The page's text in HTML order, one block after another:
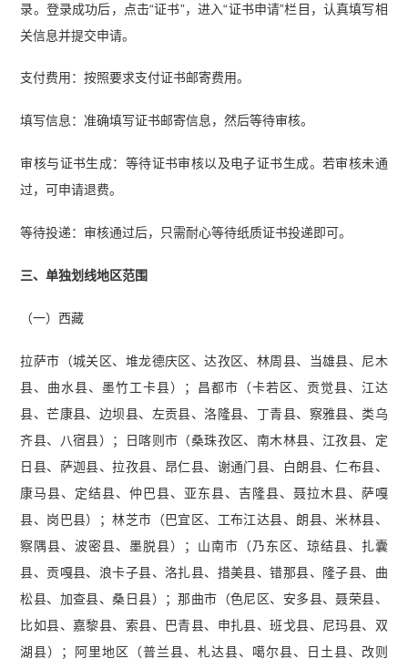
录。登录成功后，点击“证书”，进入“证书申请”栏目，认真填写相
关信息并提交申请。
支付费用：按照要求支付证书邮寄费用。
填写信息：准确填写证书邮寄信息，然后等待审核。
审核与证书生成：等待证书审核以及电子证书生成。若审核未通
过，可申请退费。
等待投递：审核通过后，只需耐心等待纸质证书投递即可。
三、单独划线地区范围
（一）西藏
拉萨市（城关区、堆龙德庆区、达孜区、林周县、当雄县、尼木
县、曲水县、墨竹工卡县）；昌都市（卡若区、贡觉县、江达
县、芒康县、边坝县、左贡县、洛隆县、丁青县、察雅县、类乌
齐县、八宿县）；日喀则市（桑珠孜区、南木林县、江孜县、定
日县、萨迦县、拉孜县、昂仁县、谢通门县、白朗县、仁布县、
康马县、定结县、仲巴县、亚东县、吉隆县、聂拉木县、萨嘎
县、岗巴县）；林芝市（巴宜区、工布江达县、朗县、米林县、
察隅县、波密县、墨脱县）；山南市（乃东区、琼结县、扎囊
县、贡嘎县、浪卡子县、洛扎县、措美县、错那县、隆子县、曲
松县、加查县、桑日县）；那曲市（色尼区、安多县、聂荣县、
比如县、嘉黎县、索县、巴青县、申扎县、班戈县、尼玛县、双
湖县）；阿里地区（普兰县、札达县、噶尔县、日土县、改则